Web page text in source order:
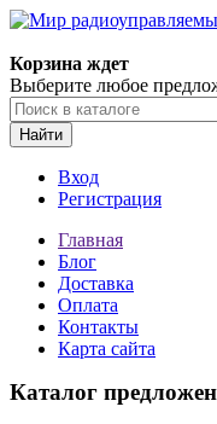
Корзина ждет
Выберите любое
Найти
Вход
Регистрация
Главная
Блог
Доставка
Оплата
Контакты
Карта сайта
Каталог